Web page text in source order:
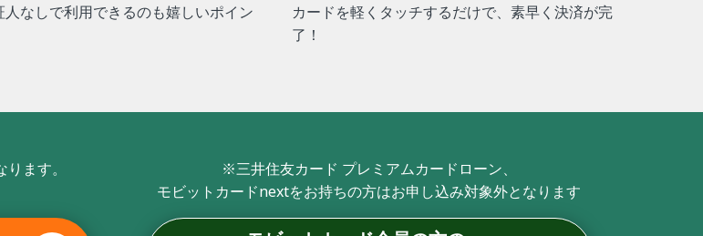
なしで利用できるのも嬉しいポイン
カードを軽くタッチするだけで、素早く決済が完
了！
ます。
※三井住友カード プレミアムカードローン、
モビットカードnextをお持ちの方はお申し込み対象外となります